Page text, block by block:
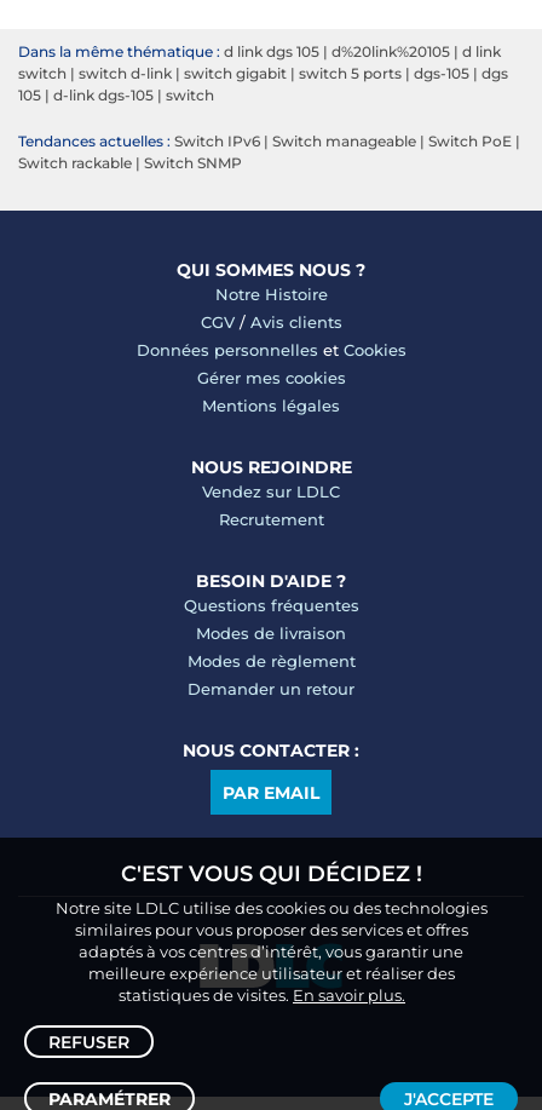
Dans la même thématique : d link dgs 105 | d%20link%20105 | d link
switch | switch d-link | switch gigabit | switch 5 ports | dgs-105 | dgs
105 | d-link dgs-105 | switch
Tendances actuelles : Switch IPv6 | Switch manageable | Switch PoE |
Switch rackable | Switch SNMP
QUI SOMMES NOUS ?
Notre Histoire
CGV/ Avis clients
Données personnelles et Cookies
Gérer mes cookies
Mentions légales
NOUS REJOINDRE
Vendez sur LDLC
Recrutement
BESOIN D'AIDE ?
Questions fréquentes
Modes de livraison
Modes de règlement
Demander un retour
NOUS CONTACTER :
PAR EMAIL
C'EST VOUS QUI DÉCIDEZ !
Notre site LDLC utilise des cookies ou des technologies
similaires pour vous proposer des services et offres
adaptés à vos centres d’intérêt, vous garantir une
meilleure expérience utilisateur et réaliser des
statistiques de visites. En savoir plus.
REFUSER
PARAMÉTRER J'ACCEPTE